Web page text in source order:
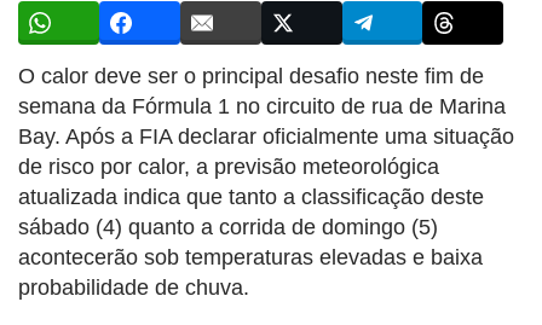
O calor deve ser o principal desafio neste fim de
semana da Fórmula 1 no circuito de rua de Marina
Bay. Após a FIA declarar oficialmente uma situação
de risco por calor, a previsão meteorológica
atualizada indica que tanto a classificação deste
sábado (4) quanto a corrida de domingo (5)
acontecerão sob temperaturas elevadas e baixa
probabilidade de chuva.